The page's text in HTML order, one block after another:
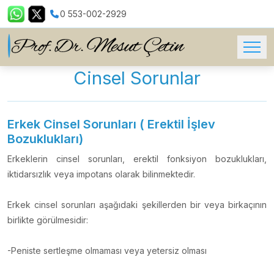
0 553-002-2929
Cinsel Sorunlar
Erkek Cinsel Sorunları ( Erektil İşlev
Bozuklukları)
Erkeklerin cinsel sorunları, erektil fonksiyon bozuklukları,
iktidarsızlık veya impotans olarak bilinmektedir.
Erkek cinsel sorunları aşağıdaki şekillerden bir veya birkaçının
birlikte görülmesidir:
-Peniste sertleşme olmaması veya yetersiz olması